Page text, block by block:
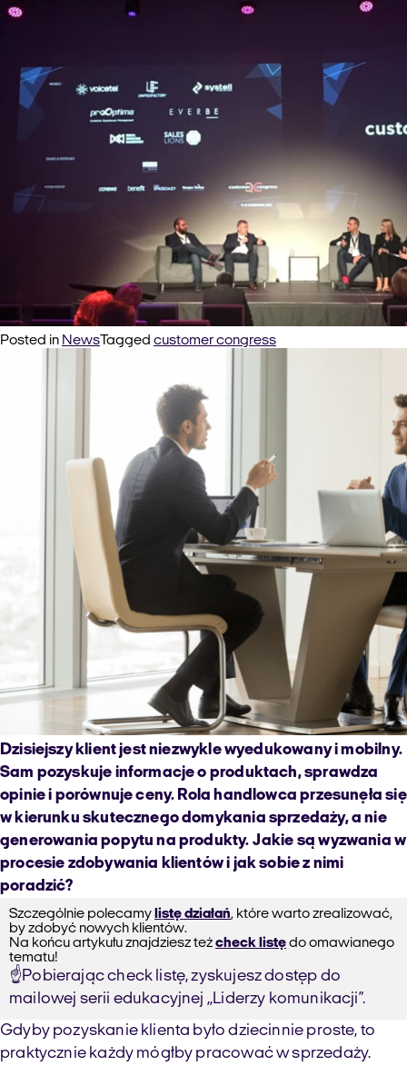
Posted in NewsTagged customer congress
Dzisiejszy klient jest niezwykle wyedukowany i mobilny.
Sam pozyskuje informacje o produktach, sprawdza
opinie i porównuje ceny. Rola handlowca przesunęła się
w kierunku skutecznego domykania sprzedaży, a nie
generowania popytu na produkty. Jakie są wyzwania w
procesie zdobywania klientów i jak sobie z nimi
poradzić?
Szczególnie polecamy listę działań, które warto zrealizować,
by zdobyć nowych klientów.
Na końcu artykułu znajdziesz teżcheck listędo omawianego
tematu!
☝️Pobierając check listę, zyskujesz dostęp do
mailowej serii edukacyjnej ,,Liderzy komunikacji”.
Gdyby pozyskanie klienta było dziecinnie proste, to
praktycznie każdy mógłby pracować w sprzedaży.